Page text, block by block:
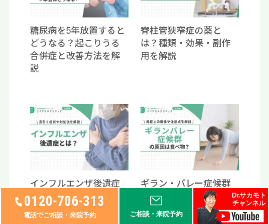
0120-706-313
電話でご相談・来院予約 ご相談・来院予約
Dr.サカモト
チャンネル
糖尿病を5年放置すると
どうなる？起こりうる
合併症と改善方法を解
説
脊柱管狭窄症の薬と
は？種類・効果・副作
用を解説
インフルエンザ後遺症
とは？長引く症状と対
処法を解説
ギラン・バレー症候群
の原因は食べ物？感染
との関係を解説